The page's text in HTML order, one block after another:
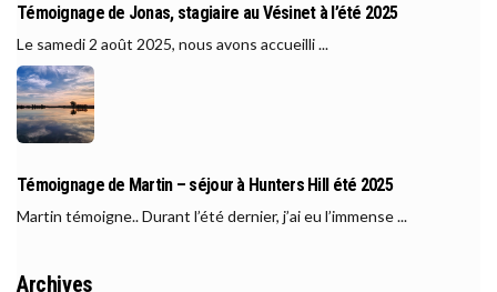
Témoignage de Jonas, stagiaire au Vésinet à l’été 2025
Le samedi 2 août 2025, nous avons accueilli ...
Témoignage de Martin – séjour à Hunters Hill été 2025
Martin témoigne.. Durant l’été dernier, j’ai eu l’immense ...
Archives